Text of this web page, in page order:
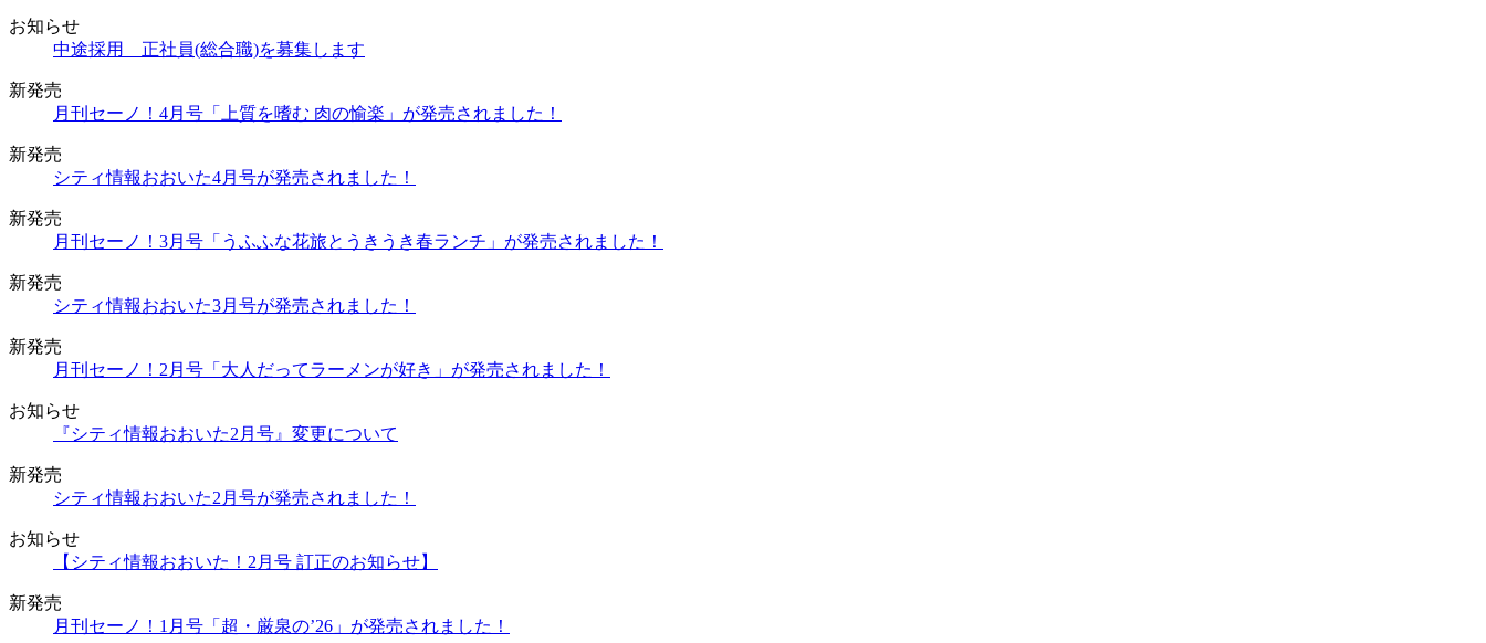
お知らせ
中途採用 正社員(総合職)を募集します
新発売
月刊セーノ！4月号「上質を嗜む 肉の愉楽」が発売されました！
新発売
シティ情報おおいた4月号が発売されました！
新発売
月刊セーノ！3月号「うふふな花旅とうきうき春ランチ」が発売されました！
新発売
シティ情報おおいた3月号が発売されました！
新発売
月刊セーノ！2月号「大人だってラーメンが好き」が発売されました！
お知らせ
『シティ情報おおいた2月号』変更について
新発売
シティ情報おおいた2月号が発売されました！
お知らせ
【シティ情報おおいた！2月号 訂正のお知らせ】
新発売
月刊セーノ！1月号「超・厳泉の’26」が発売されました！